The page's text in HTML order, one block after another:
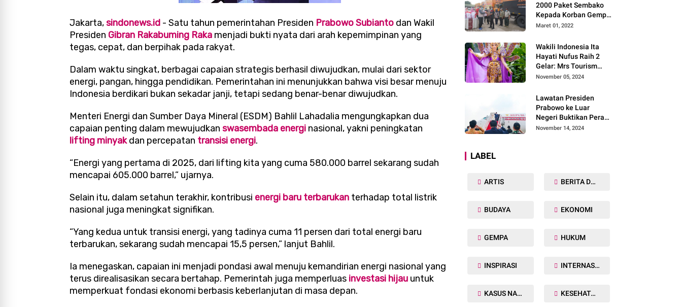
Jakarta,sindonews.id - Satu tahun pemerintahan Presiden Prabowo Subianto dan Wakil
Presiden Gibran Rakabuming Raka menjadi bukti nyata dari arah kepemimpinan yang
tegas, cepat, dan berpihak pada rakyat.
Dalam waktu singkat, berbagai capaian strategis berhasil diwujudkan, mulai dari sektor
energi, pangan, hingga pendidikan. Pemerintahan ini menunjukkan bahwa visi besar menuju
Indonesia berdikari bukan sekadar janji, tetapi sedang benar-benar diwujudkan.
Menteri Energi dan Sumber Daya Mineral (ESDM) Bahlil Lahadalia mengungkapkan dua
capaian penting dalam mewujudkan swasembada energi nasional, yakni peningkatan
lifting minyakdan percepatan transisi energi.
“Energi yang pertama di 2025, dari lifting kita yang cuma 580.000 barrel sekarang sudah
mencapai 605.000 barrel,” ujarnya.
Selain itu, dalam setahun terakhir, kontribusi energi baru terbarukan terhadap total listrik
nasional juga meningkat signifikan.
“Yang kedua untuk transisi energi, yang tadinya cuma 11 persen dari total energi baru
terbarukan, sekarang sudah mencapai 15,5 persen,” lanjut Bahlil.
Ia menegaskan, capaian ini menjadi pondasi awal menuju kemandirian energi nasional yang
terus direalisasikan secara bertahap. Pemerintah juga memperluas investasi hijau untuk
memperkuat fondasi ekonomi berbasis keberlanjutan di masa depan.
2000 Paket Sembako
Kepada Korban Gempa
di Pasaman Barat
Maret 01, 2022
Wakili Indonesia Ita
Hayati Nufus Raih 2
Gelar: Mrs Tourism
2024 dan Fourth
Worldwide
International 2024, di
Pemilihan Mrs
Worldwide 2024
November 05, 2024
Lawatan Presiden
Prabowo ke Luar
Negeri Buktikan Peran
Strategis Indonesia di
November 14, 2024
LABEL
ARTIS BERITA DAERAH
BUDAYA EKONOMI
GEMPA HUKUM
INSPIRASI INTERNASIONAL
KASUS NARKOBA KESEHATAN TUBUH